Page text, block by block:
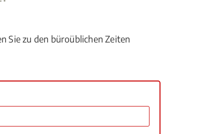
Sie zu den büroüblichen Zeiten